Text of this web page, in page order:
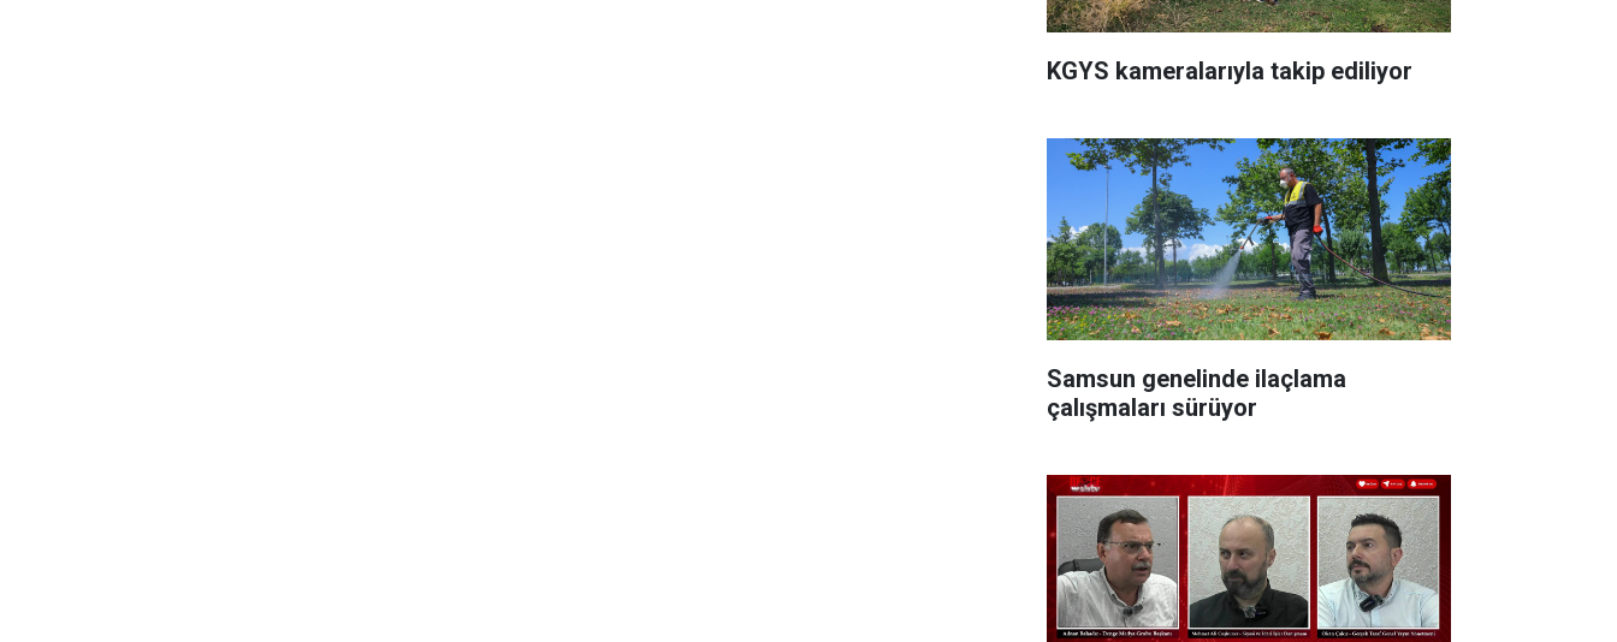
KGYS kameralarıyla takip ediliyor
Samsun genelinde ilaçlama
çalışmaları sürüyor